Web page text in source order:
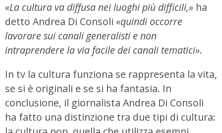
«La cultura va diffusa nei luoghi più difficili,» ha
detto Andrea Di Consoli «quindi occorre
lavorare sui canali generalisti e non
intraprendere la via facile dei canali tematici».
In tv la cultura funziona se rappresenta la vita,
se si è originali e se si ha fantasia. In
conclusione, il giornalista Andrea Di Consoli
ha fatto una distinzione tra due tipi di cultura: